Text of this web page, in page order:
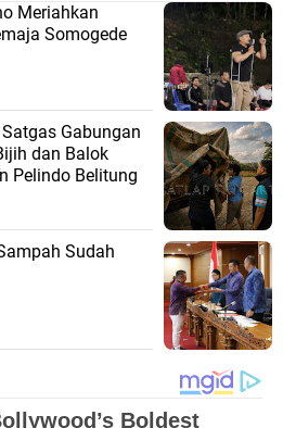
Meriahkan
Somogede
Gabungan
dan Balok
Pelindo Belitung
Sudah